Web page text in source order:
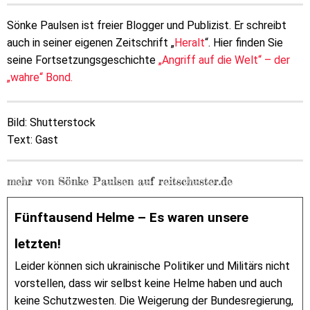
Sönke Paulsen ist freier Blogger und Publizist. Er schreibt
auch in seiner eigenen Zeitschrift „Heralt“. Hier finden Sie
seine Fortsetzungsgeschichte „Angriff auf die Welt“ – der
„wahre“ Bond.
Bild: Shutterstock
Text: Gast
mehr von Sönke Paulsen auf reitschuster.de
Fünftausend Helme – Es waren unsere
letzten!
Leider können sich ukrainische Politiker und Militärs nicht
vorstellen, dass wir selbst keine Helme haben und auch
keine Schutzwesten. Die Weigerung der Bundesregierung,